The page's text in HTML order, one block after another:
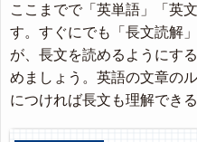
ここまでで「英単語」「英
す。すぐにでも「長文読解
が、長文を読めるようにす
めましょう。英語の文章の
につければ長文も理解でき